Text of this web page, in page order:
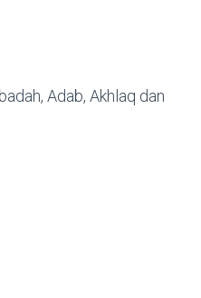
Adab, Akhlaq dan